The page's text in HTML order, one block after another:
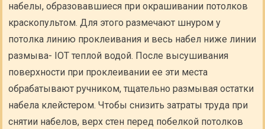
набелы, образовавшиеся при окрашивании потолков
краскопультом. Для этого размечают шнуром у
потолка линию проклеивания и весь набел ниже линии
размыва- IOT теплой водой. После высушивания
поверхности при проклеивании ее эти места
обрабатывают ручником, тщательно размывая остатки
набела клейстером. Чтобы снизить затраты труда при
снятии набелов, верх стен перед побелкой потолков